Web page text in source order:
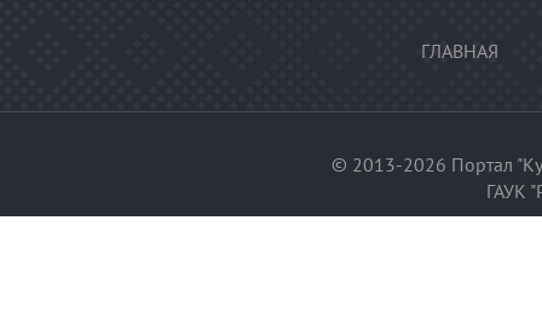
ГЛАВНАЯ
© 2013-2026 Портал
ГАУК